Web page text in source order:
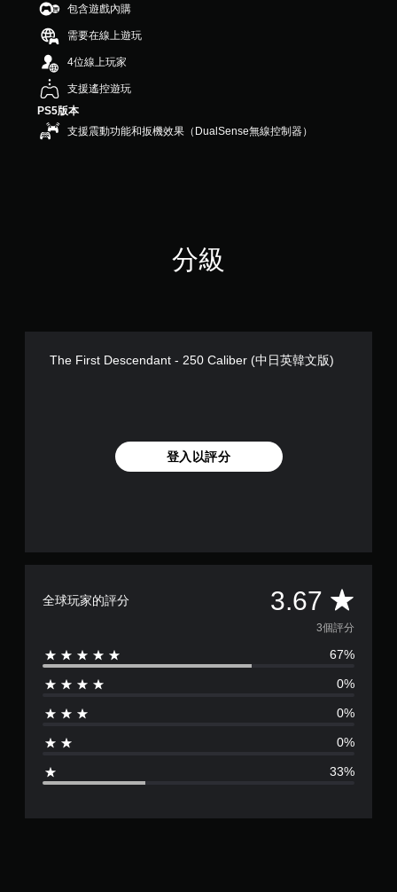
顆
）
，
共
3
則
評
分
包含遊戲內購
需要在線上遊玩
4位線上玩家
支援遙控遊玩
PS5版本
支援震動功能和扳機效果（DualSense無線控制器）
分級
The First Descendant - 250 Caliber (中日英韓文版)
登入以評分
全球玩家的評分 3.67 平
均
評
分
3
6
3個評分
67%
0%
0%
0%
33%